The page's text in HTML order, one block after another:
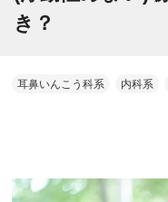
き？
耳鼻いんこう科系 内科系